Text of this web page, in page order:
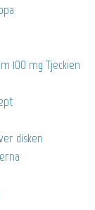
100 mg Tjeckien
disken